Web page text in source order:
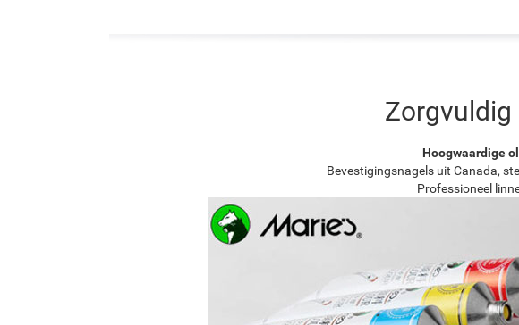
Zorgvuldig
Hoogwaardige
Bevestigingsnagels uit Canada,
Professioneel